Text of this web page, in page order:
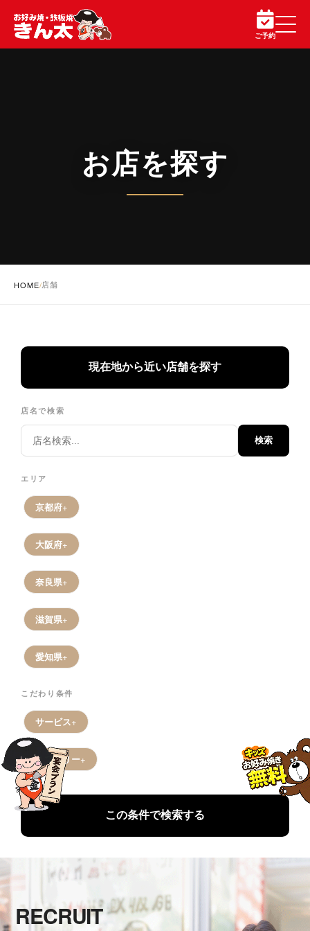
ご予約
お店を探す
HOME/店舗
現在地から近い店舗を探す
店名で検索
検索
エリア
京都府
大阪府
奈良県
滋賀県
愛知県
こだわり条件
サービス
デリバリー
この条件で検索する
RECRUIT